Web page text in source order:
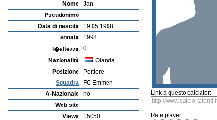
Nome
Jan
Pseudonimo
-
Data di nascita
19.05.1998
annata
1998
l�altezza
0
Nazionalità
Olanda
Posizione
Portiere
Squadra
FC Emmen
A-Nazionale
no
Web site
-
Views
15050
Link a questo calciator:
Rate player: